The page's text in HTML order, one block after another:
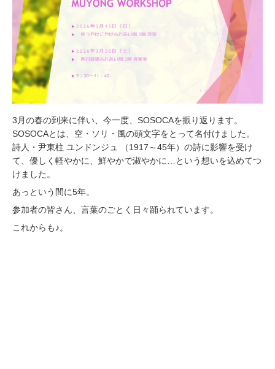
3月の春の到来に伴い、今一度、SOSOCAを振り返ります。
SOSOCAとは、空・ソリ・風の頭文字をとって名付けました。
詩人・尹東柱 ユンドンジュ （1917～45年）の詩に影響を受け
て、優しく軽やかに、鮮やかで淑やかに…という想いを込めてつ
けました。
あっという間に5年。
参加者の皆さん、言葉のごとく日々踊られています。
これからも♪。